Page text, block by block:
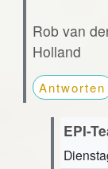
Rob van
Holland
Antworten
EPI-